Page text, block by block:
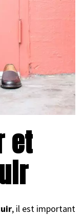
et
, il est important